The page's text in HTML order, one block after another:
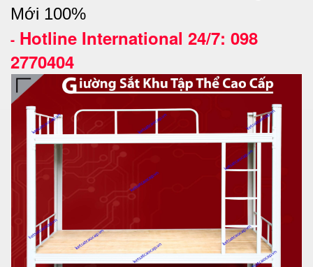
Mới 100%
- Hotline International 24/7: 098
2770404